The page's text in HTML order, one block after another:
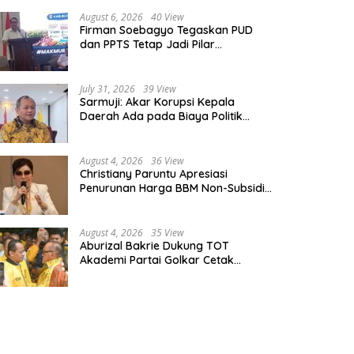
August 6, 2026 40 View
Firman Soebagyo Tegaskan PUD
dan PPTS Tetap Jadi Pilar
July 31, 2026 39 View
Sarmuji: Akar Korupsi Kepala
Daerah Ada pada Biaya Politik
August 4, 2026 36 View
Christiany Paruntu Apresiasi
Penurunan Harga BBM Non-Subsidi,
August 4, 2026 35 View
Aburizal Bakrie Dukung TOT
Akademi Partai Golkar Cetak